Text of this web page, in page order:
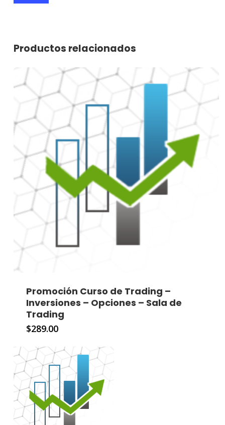
Productos relacionados
Promoción Curso de Trading –
Inversiones – Opciones – Sala de
Trading
$289.00